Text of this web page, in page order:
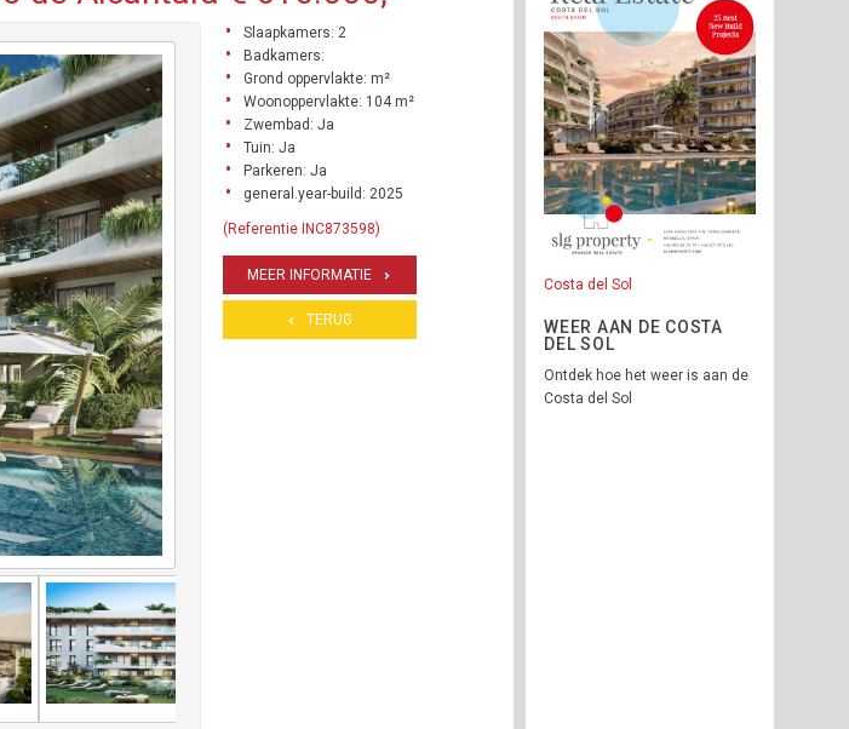
Slaapkamers: 2
Badkamers:
Grond oppervlakte: m²
Woonoppervlakte: 104 m²
Zwembad: Ja
Tuin: Ja
Parkeren: Ja
general.year-build: 2025
(Referentie INC873598)
MEER INFORMATIE
TERUG
Costa del Sol
WEER AAN DE COSTA
DEL SOL
Ontdek hoe het weer is aan de
Costa del Sol